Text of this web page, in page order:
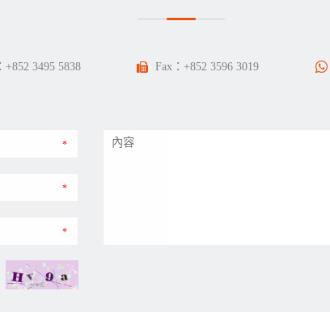
+852 3495 5838 Fax：+852 3596 3019